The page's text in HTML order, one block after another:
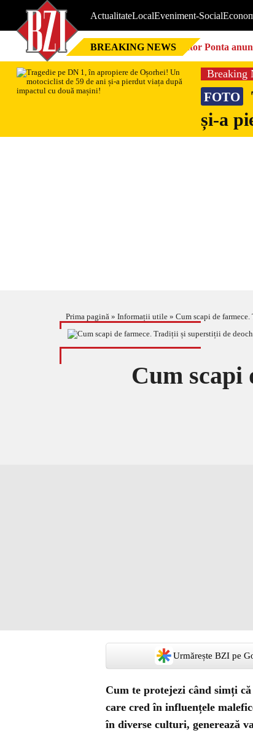
ActualitateLocalEveniment-Social
BREAKING NEWS Victor Ponta
Breaking
FOTO
și-a
Prima pagină » Informații utile » Cum scapi de
Cum scapi
Urmărește BZI pe
Cum te protejezi când simți
care cred în influențele
în diverse culturi, generează